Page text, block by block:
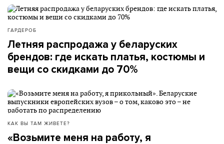
ГАРДЕРОБ
Летняя распродажа у беларуских
брендов: где искать платья, костюмы и
вещи со скидками до 70%
КАК ВЫ ТАМ ЖИВЕТЕ?
«Возьмите меня на работу, я